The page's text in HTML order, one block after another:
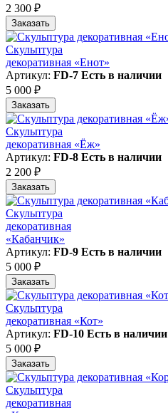
2 300 ₽
Заказать
Скульптура
декоративная «Енот»
Артикул: FD-7 Есть в наличии
5 000 ₽
Заказать
Скульптура
декоративная «Ёж»
Артикул: FD-8 Есть в наличии
2 200 ₽
Заказать
Скульптура
декоративная
«Кабанчик»
Артикул: FD-9 Есть в наличии
5 000 ₽
Заказать
Скульптура
декоративная «Кот»
Артикул: FD-10 Есть в наличии
5 000 ₽
Заказать
Скульптура
декоративная